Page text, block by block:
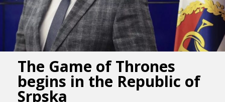
The Game of Thrones
begins in the Republic of
Srpska